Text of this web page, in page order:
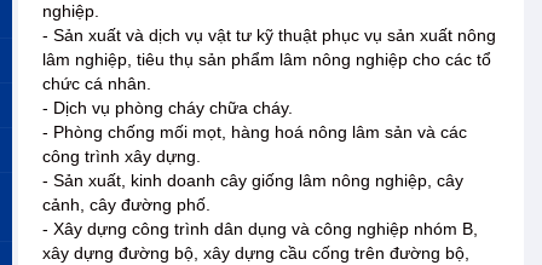
nghiệp.
- Sản xuất và dịch vụ vật tư kỹ thuật phục vụ sản xuất nông
lâm nghiệp, tiêu thụ sản phẩm lâm nông nghiệp cho các tổ
chức cá nhân.
- Dịch vụ phòng cháy chữa cháy.
- Phòng chống mối mọt, hàng hoá nông lâm sản và các
công trình xây dựng.
- Sản xuất, kinh doanh cây giống lâm nông nghiệp, cây
cảnh, cây đường phố.
- Xây dựng công trình dân dụng và công nghiệp nhóm B,
xây dựng đường bộ, xây dựng cầu cống trên đường bộ,